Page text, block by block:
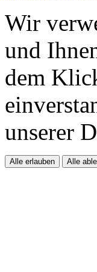
Wir
und
dem
unserer
Alle erlauben Alle